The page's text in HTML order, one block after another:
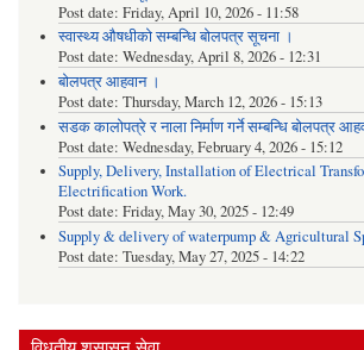
Post date: Friday, April 10, 2026 - 11:58
स्वास्थ्य औषधीको सम्बन्धि बोलपत्र सूचना ।
Post date: Wednesday, April 8, 2026 - 12:31
बोलपत्र आहवान ।
Post date: Thursday, March 12, 2026 - 15:13
सडक कालोपत्रे र नाला निर्माण गर्ने सम्बन्धि बोलपत्र
Post date: Wednesday, February 4, 2026 - 15:12
Supply, Delivery, Installation of Electrical
Electrification Work.
Post date: Friday, May 30, 2025 - 12:49
Supply & delivery of waterpump & Agricultural
Post date: Tuesday, May 27, 2025 - 14:22